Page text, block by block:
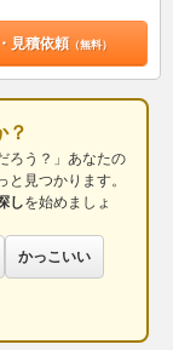
見積依頼（無料）
？
ろう？」あなたの
見つかります。
しを始めましょ
かっこいい